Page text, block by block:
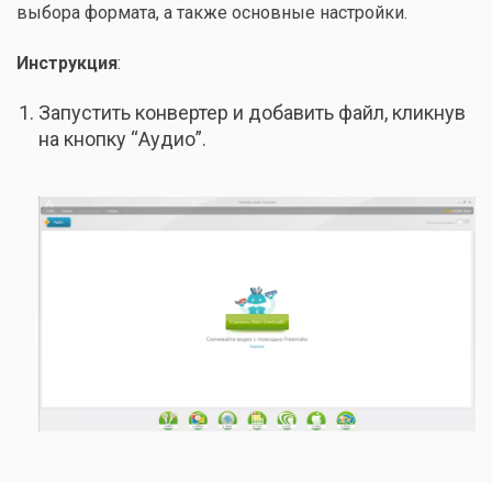
выбора формата, а также основные настройки.
Инструкция:
Запустить конвертер и добавить файл, кликнув
на кнопку “Аудио”.